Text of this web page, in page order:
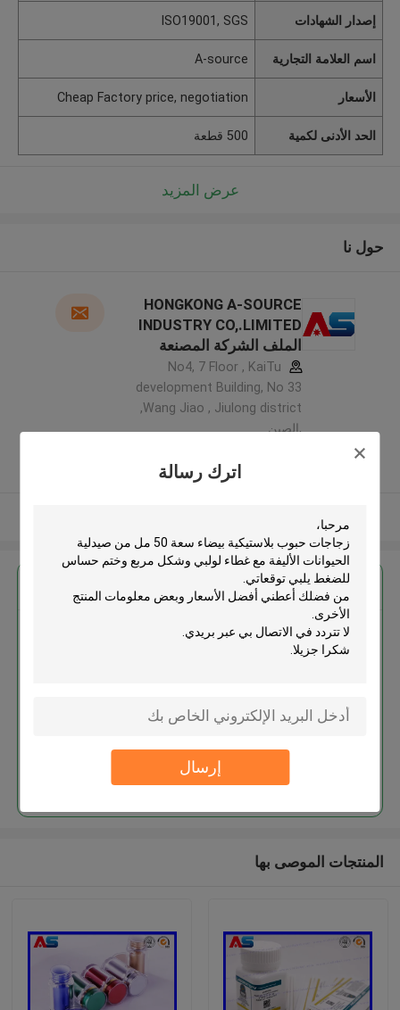
اترك رسالة
إرسال
إصدار الشهادات ISO19001, SGS
اسم العلامة التجارية A-source
الأسعار Cheap Factory price, negotiation
الحد الأدنى لكمية 500 قطعة
عرض المزيد
حول نا
HONGKONG A-SOURCE
INDUSTRY CO,.LIMITED
الملف الشركة المصنعة
No4, 7 Floor , KaiTu
development Building, No 33
,Wang Jiao , Jiulong district
,الصين
يدقّق ممون
احصل على افضل سعر ل
زجاجات حبوب بلاستيكية بيضاء سعة
المنتجات الموصى بها